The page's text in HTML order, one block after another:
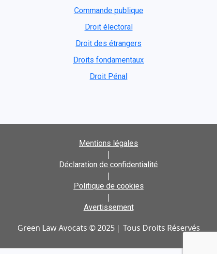
Commande publique
Droit électoral
Droit des étrangers
Droits fondamentaux
Droit Pénal
Mentions légales
|
Déclaration de confidentialité
|
Politique de cookies
|
Avertissement
Green Law Avocats © 2025 | Tous Droits Réservés